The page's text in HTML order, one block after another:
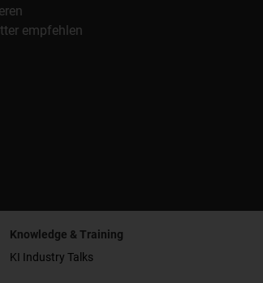
empfehlen
Knowledge & Training
KI Industry Talks